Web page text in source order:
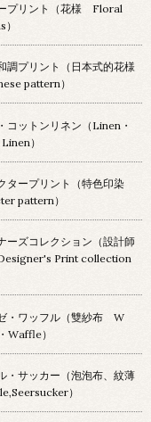
プリント（花様 Floral
調プリント（日本式的花様
pattern）
コットンリネン（Linen・
）
タープリント（特色印染
pattern）
ーズコレクション（設計師
Print collection
・ワッフル（雙紗布 W
Waffle）
・サッカー（泡泡布、紋薄
）